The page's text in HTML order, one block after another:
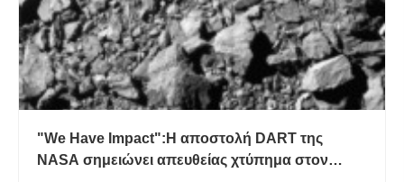
"We Have Impact":Η αποστολή DART της
NASA σημειώνει απευθείας χτύπημα στον